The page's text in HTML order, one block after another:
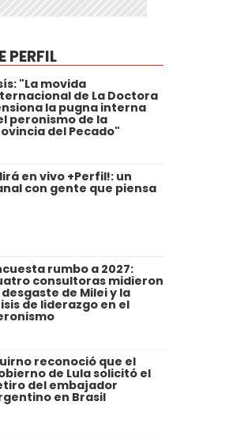
PERFIL
"La movida
de La Doctora
la pugna interna
peronismo de la
del Pecado"
en vivo +Perfil!: un
con gente que piensa
rumbo a 2027:
consultoras midieron
desgaste de Milei y la
de liderazgo en el
reconoció que el
de Lula solicitó el
del embajador
en Brasil